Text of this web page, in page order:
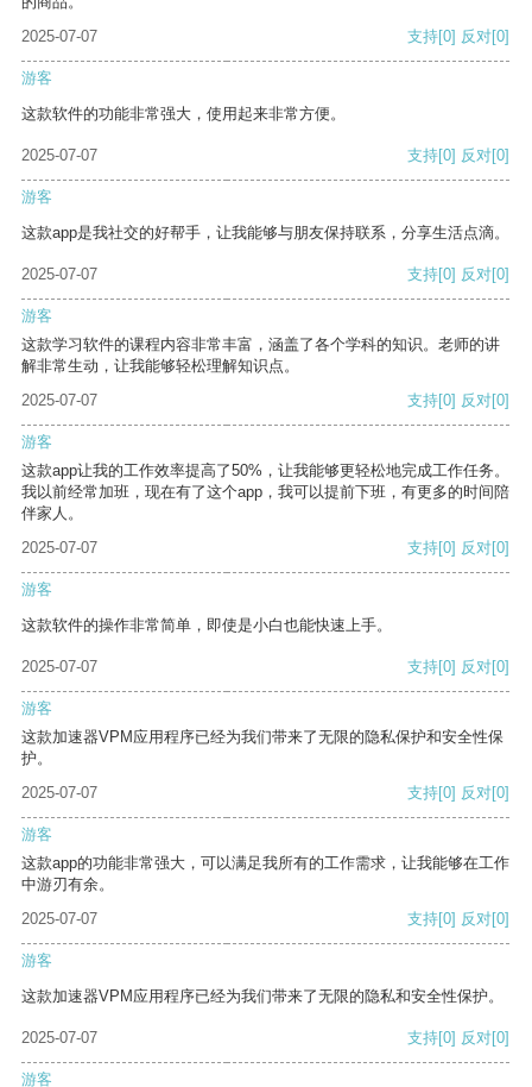
2025-07-07
支持[0] 反对[0]
游客
这款软件的功能非常强大，使用起来非常方便。
2025-07-07 支持[0] 反对[0]
游客
这款app是我社交的好帮手，让我能够与朋友保持联系，分享生活点滴。
2025-07-07 支持[0] 反对[0]
游客
这款学习软件的课程内容非常丰富，涵盖了各个学科的知识。老师的讲
解非常生动，让我能够轻松理解知识点。
2025-07-07
支持[0] 反对[0]
游客
这款app让我的工作效率提高了50%，让我能够更轻松地完成工作任务。
我以前经常加班，现在有了这个app，我可以提前下班，有更多的时间陪
伴家人。
2025-07-07
支持[0] 反对[0]
游客
这款软件的操作非常简单，即使是小白也能快速上手。
2025-07-07 支持[0] 反对[0]
游客
这款加速器VPM应用程序已经为我们带来了无限的隐私保护和安全性保
护。
2025-07-07
支持[0] 反对[0]
游客
这款app的功能非常强大，可以满足我所有的工作需求，让我能够在工作
中游刃有余。
2025-07-07
支持[0] 反对[0]
游客
这款加速器VPM应用程序已经为我们带来了无限的隐私和安全性保护。
2025-07-07 支持[0] 反对[0]
游客